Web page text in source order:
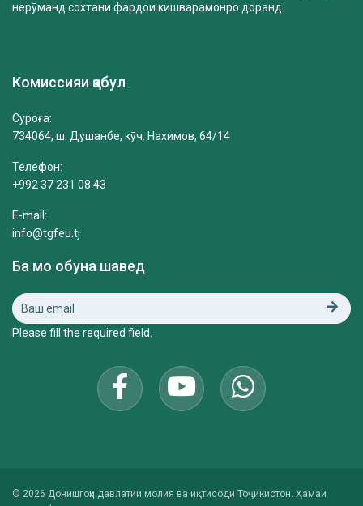
нерӯманд сохтани фардои кишварамонро доранд.
Комиссияи қабул
Суроға:
734064, ш. Душанбе, кӯч. Нахимов, 64/14
Телефон:
+992 37 231 08 43
E-mail:
info@tgfeu.tj
Ба мо обуна шавед
Please fill the required field.
© 2026 Донишгоҳи давлатии молия ва иқтисоди Тоҷикистон. Ҳамаи